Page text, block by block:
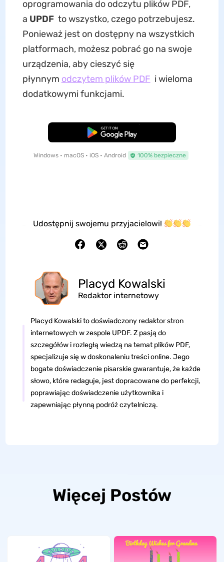
oprogramowania do odczytu plików PDF,
a UPDFto wszystko, czego potrzebujesz.
Ponieważ jest on dostępny na wszystkich
platformach, możesz pobrać go na swoje
urządzenia, aby cieszyć się
płynnym odczytem plików PDF i wieloma
dodatkowymi funkcjami.
Pobierz za darmo
Windows • macOS • iOS • Android 100% bezpieczne
Udostępnij swojemu przyjacielowi!
Placyd Kowalski
Redaktor internetowy
Placyd Kowalski to doświadczony redaktor stron
internetowych w zespole UPDF. Z pasją do
szczegółów i rozległą wiedzą na temat plików PDF,
specjalizuje się w doskonaleniu treści online. Jego
bogate doświadczenie pisarskie gwarantuje, że każde
słowo, które redaguje, jest dopracowane do perfekcji,
poprawiając doświadczenie użytkownika i
zapewniając płynną podróż czytelniczą.
Więcej Postów